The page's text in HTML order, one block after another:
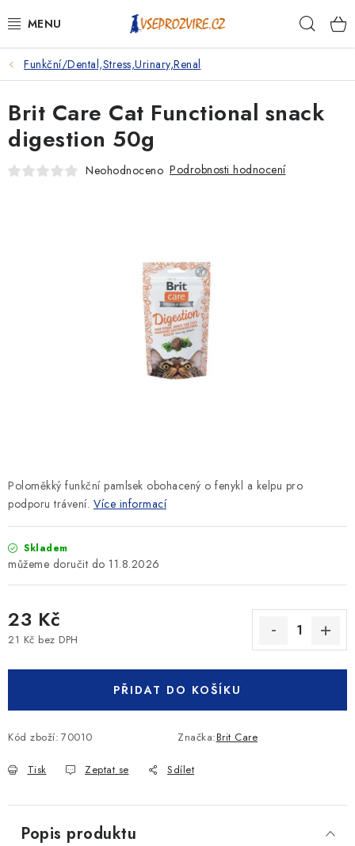
na
PSI
KOČKY
KONĚ
KRÁLÍCI/HLODAVCI/PTÁCI
Funkční/Dental,Stress,Urinary,Renal
Poloměkký funkční pamlsek obohacený o fenykl a kelpu pro
podporu trávení. Více informací
Skladem
11.8.2026
23 Kč
21 Kč bez DPH
PŘIDAT DO KOŠÍKU
Kód zboží: 70010 Značka:Brit Care
Tisk Zeptat se Sdílet
Brit Care Cat Functional snack
digestion 50g
Neohodnoceno Podrobnosti hodnocení
Popis produktu